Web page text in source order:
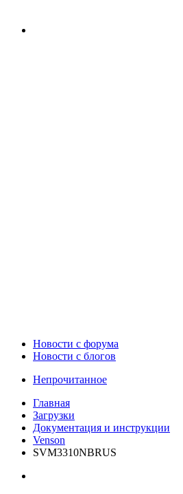
Новости c форума
Новости с блогов
Непрочитанное
Главная
Загрузки
Документация и инструкции
Venson
SVM3310NBRUS